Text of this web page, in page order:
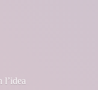
l’idea